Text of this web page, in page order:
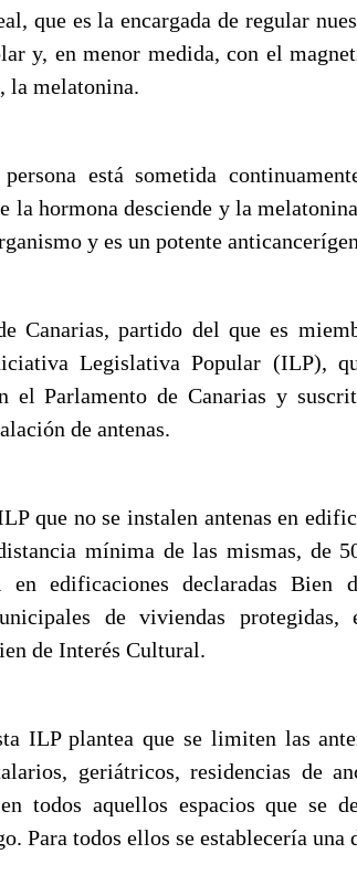
que es la encargada de regular
y, en menor medida, con el
la melatonina.
está sometida
la hormona desciende y la
y es un potente
Canarias, partido del que es
Legislativa Popular (ILP),
el Parlamento de Canarias y
de antenas.
que no se instalen antenas en
mínima de las mismas, de
en edificaciones declaradas Bien
de viviendas protegidas,
de Interés Cultural.
ILP plantea que se limiten las
geriátricos, residencias de
todos aquellos espacios que se
Para todos ellos se establecería